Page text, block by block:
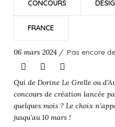
CONCOURS
FRANCE
06 mars 2024 / Pas encore
Qui de Dorine Le Grelle ou
concours de création lancée
quelques mois ? Le choix
jusqu’au 10 mars !